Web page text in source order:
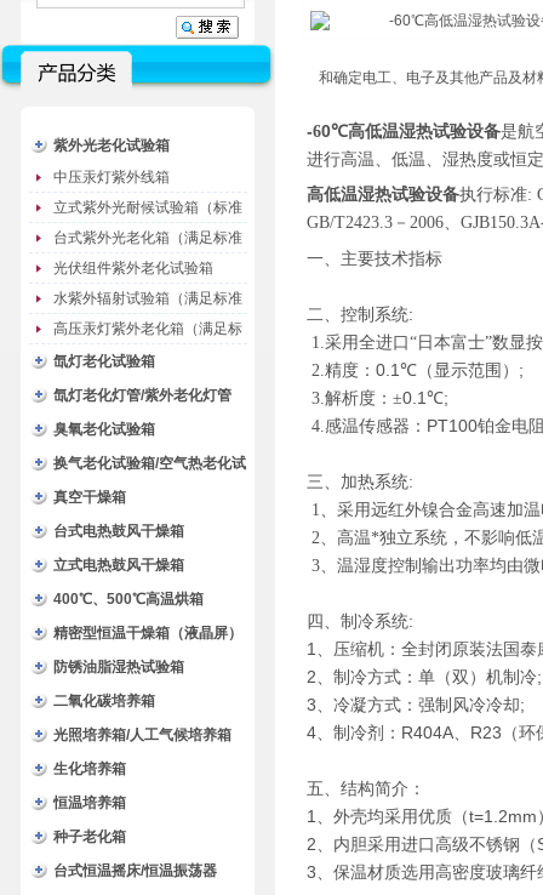
紫外光老化试验箱
中压汞灯紫外线箱
立式紫外光耐候试验箱（标准
型）
台式紫外光老化箱（满足标准
GB/T16776）
光伏组件紫外老化试验箱
水紫外辐射试验箱（满足标准
JC485-1992）
高压汞灯紫外老化箱（满足标
准GB/T16777）
氙灯老化试验箱
氙灯老化灯管/紫外老化灯管
（耗材）
臭氧老化试验箱
换气老化试验箱/空气热老化试
验箱
真空干燥箱
台式电热鼓风干燥箱
立式电热鼓风干燥箱
400℃、500℃高温烘箱
精密型恒温干燥箱（液晶屏）
防锈油脂湿热试验箱
二氧化碳培养箱
光照培养箱/人工气候培养箱
生化培养箱
恒温培养箱
种子老化箱
台式恒温摇床/恒温振荡器
和确定电工、电子及其他产品及
-60℃高低温湿热试验设备是航
进行高温、低温、湿热度或恒
高低温湿热试验设备执行标准:
GB/T2423.3 － 2006、
一、 主要技术指标
二、控制系统:
1. 采用全进口“日本富士”数显
2. 精度： 0.1 ℃ （ 显示范围 ）;
3. 解析度：±0.1 ℃;
4. 感温传感器： PT100铂金电
三、加热系统:
1
、采用远红外镍合金高速加
2 、高温*独立系统，不影响
3 、温湿度控制输出功率均由
四、制冷系统:
1
、压缩机：全封闭原装法国泰
2 、制冷方式：单 （ 双 ） 机制冷;
3 、冷凝方式：强制风冷冷却 ;
4 、制冷剂： R404A R23（环
五、结构简介：
1
、外壳均采用优质 （t=1.2mm
2 、内胆采用进口高级不锈钢
3 、保温材质选用高密度玻璃纤